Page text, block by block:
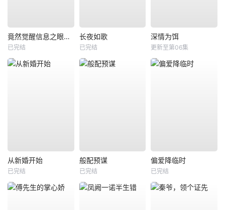
竟然觉醒信息之眼，我转身进入反派大营
已完结
长夜如歌
已完结
深情为饵
更新至第06集
从新婚开始
已完结
般配预谋
已完结
偏爱降临时
已完结